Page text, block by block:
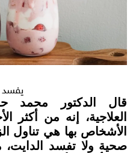
يفسد
قال الدكتور محمد
العلاجية، إنه من أكثر
الأشخاص بها هي تناول
صحية ولا تفسد الدايت،